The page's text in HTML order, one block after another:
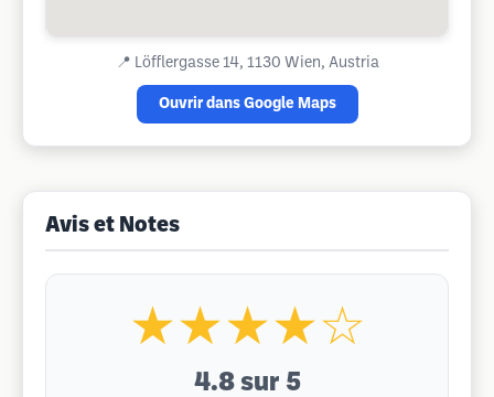
📍 Löfflergasse 14, 1130 Wien, Austria
Ouvrir dans Google Maps
Avis et Notes
★★★★☆
4.8 sur 5